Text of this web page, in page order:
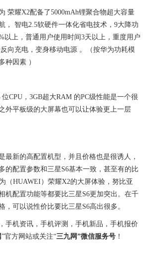
荣耀X2配备了5000mAh锂聚合物超大容量
， 智电2.5软硬件一体化省电技术，9大降功
以上，普通用户使用时间3天以上，重度用户
向充电，变身移动电源 。（按华为功耗模
种因素 ）
CPU，3GB超大RAM 的PC级性能是一个很
外平板级的大屏幕也可以让体验更上一层
最新的高配置机型，并且价格也是很诱人，
的配置参数和三星S6基本一致，甚至有的比
（HUAWEI）荣耀X2的大屏体验，努比亚
机配置功能等都要比三星S6更加突出。在千
，可以说性价比要比三星S6高出很多。
手机资讯，手机评测，手机新品，手机报价
”官方网站或关注“三九网”微信服务号 ！